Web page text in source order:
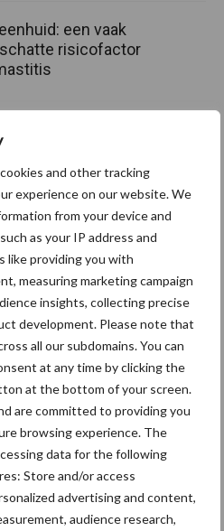
and other tracking
experience on our website. We
from your device and
as your IP address and
like providing you with
measuring marketing campaign
insights, collecting precise
development. Please note that
all our subdomains. You can
at any time by clicking the
at the bottom of your screen.
are committed to providing you
browsing experience. The
data for the following
Store and/or access
advertising and content,
audience research,
een vaak
risicofactor
ziet volume en
groeien in
Nederlandse
Fokkerij
Ligbox &
Voerhekken